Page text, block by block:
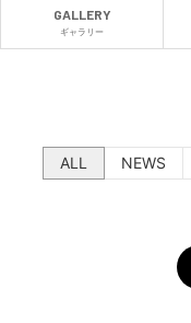
GALLERY
ギャラリー
ALL NEWS